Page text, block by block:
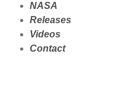
NASA
Releases
Videos
Contact